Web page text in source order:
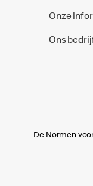
Onze
Ons
De Normen